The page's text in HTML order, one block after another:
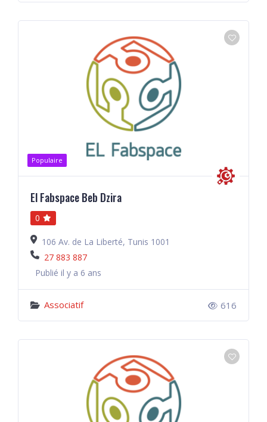
Populaire
El Fabspace Beb Dzira
0
106 Av. de La Liberté, Tunis 1001
27 883 887
Publié il y a 6 ans
Associatif 616